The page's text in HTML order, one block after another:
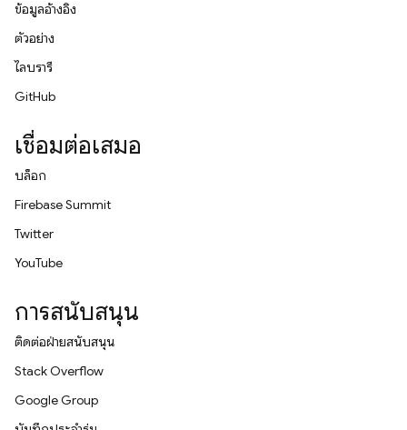
ข้อมูลอ้างอิง
ตัวอย่าง
ไลบรารี
GitHub
เชื่อมต่อเสมอ
บล็อก
Firebase Summit
Twitter
YouTube
การสนับสนุน
ติดต่อฝ่ายสนับสนุน
Stack Overflow
Google Group